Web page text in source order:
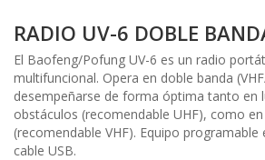
RADIO UV-6 DOBLE
El Baofeng/Pofung UV-6 es un radio
multifuncional. Opera en doble banda
desempeñarse de forma óptima tanto en
obstáculos (recomendable UHF), como
(recomendable VHF). Equipo programable
cable USB.